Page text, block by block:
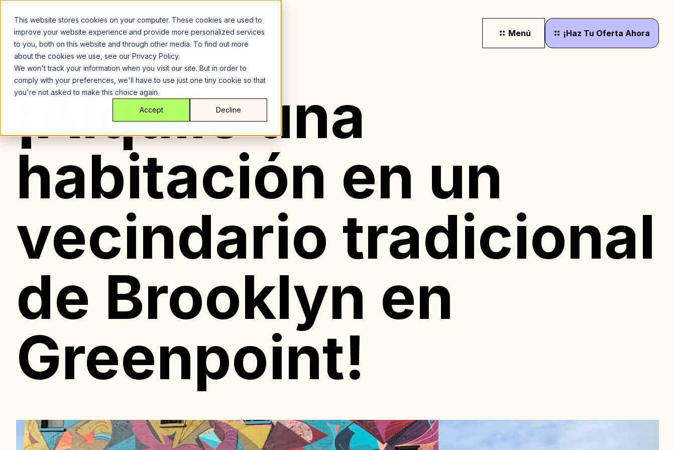
This website stores cookies on your computer. These cookies are used to
improve your website experience and provide more personalized services
to you, both on this website and through other media. To find out more
about the cookies we use, see our Privacy Policy.
We won't track your information when you visit our site. But in order to
comply with your preferences, we'll have to use just one tiny cookie so that
you're not asked to make this choice again.
Accept Decline
Saltar
contenido
Menú
¡Haz Tu Oferta Ahora
¡Alquile una
habitación en un
vecindario tradicional
de Brooklyn en
Greenpoint!